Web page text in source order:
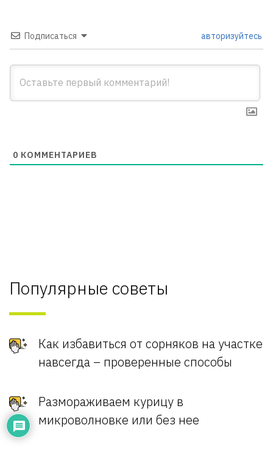
Подписаться авторизуйтесь
0 КОММЕНТАРИЕВ
Популярные советы
Как избавиться от сорняков на участке
навсегда – проверенные способы
Размораживаем курицу в
микроволновке или без нее